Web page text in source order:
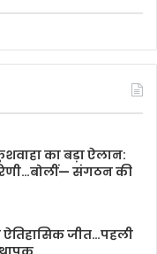
का बड़ा ऐलान:
संगठन की
ऐतिहासिक जीत…पहली